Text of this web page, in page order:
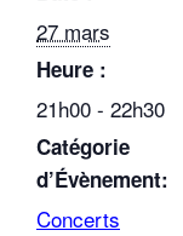
27 mars
Heure :
21h00 - 22h30
Catégorie
d’Évènement:
Concerts